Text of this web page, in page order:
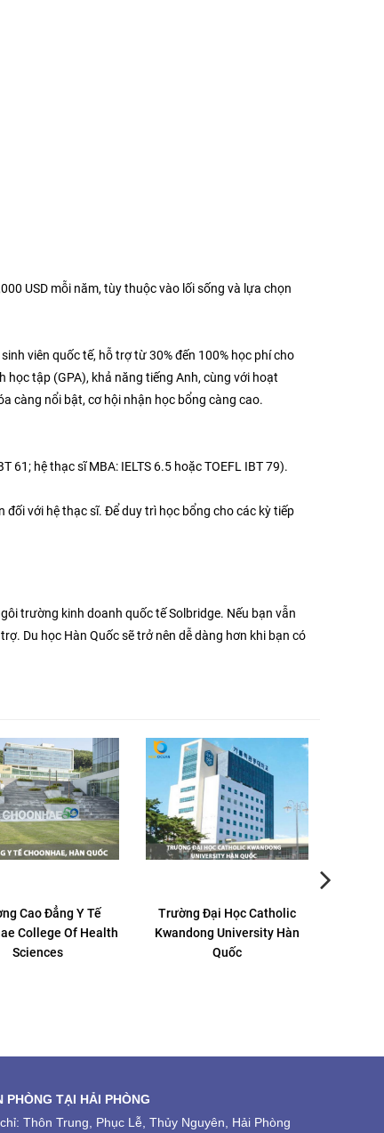
USD mỗi năm, tùy thuộc vào lối sống và lựa chọn
viên quốc tế, hỗ trợ từ 30% đến 100% học phí cho
tập (GPA), khả năng tiếng Anh, cùng với hoạt
càng nổi bật, cơ hội nhận học bổng càng cao.
61; hệ thạc sĩ MBA: IELTS 6.5 hoặc TOEFL IBT 79).
với hệ thạc sĩ. Để duy trì học bổng cho các kỳ tiếp
trường kinh doanh quốc tế Solbridge. Nếu bạn vẫn
Du học Hàn Quốc sẽ trở nên dễ dàng hơn khi bạn có
Cao Đẳng Y Tế
College Of Health
Sciences
Trường Đại Học Catholic
Kwandong University Hàn
Quốc
PHÒNG TẠI HẢI PHÒNG
Thôn Trung, Phục Lễ, Thủy Nguyên, Hải Phòng